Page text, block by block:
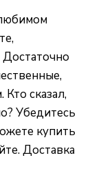
сказал,
Убедитесь
купить
Доставка